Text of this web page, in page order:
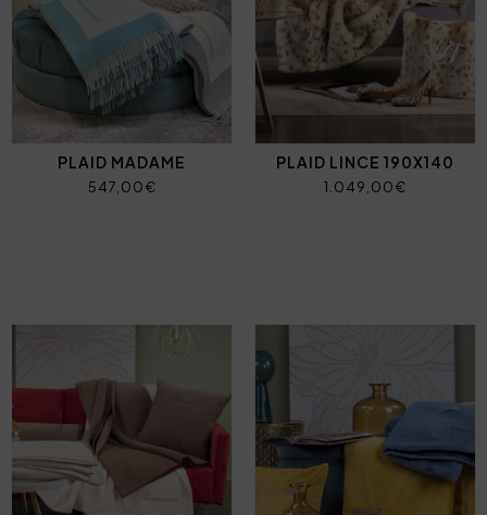
PLAID MADAME
547,00€
PLAID LINCE 190X140
1.049,00€